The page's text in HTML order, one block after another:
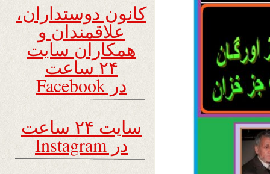
کانون دوستداران،
علاقمندان و
همکاران سایت
۲۴ ساعت
در Facebook
سایت ۲۴ ساعت
در Instagram